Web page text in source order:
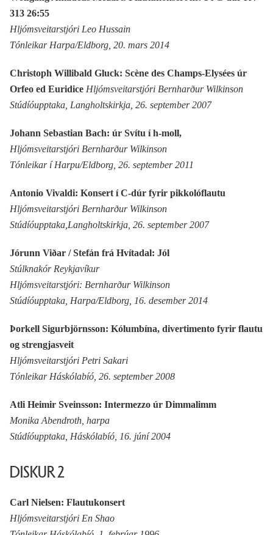
313 26:55
Hljómsveitarstjóri Leo Hussain
Tónleikar Harpa/Eldborg, 20. mars 2014
Christoph Willibald Gluck: Scène des Champs-Elysées úr
Orfeo ed Euridice Hljómsveitarstjóri Bernharður Wilkinson
Stúdíóupptaka, Langholtskirkja, 26. september 2007
Johann Sebastian Bach: úr Svítu í h-moll,
Hljómsveitarstjóri Bernharður Wilkinson
Tónleikar í Harpu/Eldborg, 26. september 2011
Antonio Vivaldi: Konsert í C-dúr fyrir pikkolóflautu
Hljómsveitarstjóri Bernharður Wilkinson
Stúdíóupptaka,Langholtskirkja, 26. september 2007
Jórunn Viðar / Stefán frá Hvítadal: Jól
Stúlknakór Reykjavíkur
Hljómsveitarstjóri: Bernharður Wilkinson
Stúdíóupptaka, Harpa/Eldborg, 16. desember 2014
Þorkell Sigurbjörnsson: Kólumbína, divertimento fyrir flautu
og strengjasveit
Hljómsveitarstjóri Petri Sakari
Tónleikar Háskólabíó, 26. september 2008
Atli Heimir Sveinsson: Intermezzo úr Dimmalimm
Monika Abendroth, harpa
Stúdíóupptaka, Háskólabíó, 16. júní 2004
DISKUR 2
Carl Nielsen: Flautukonsert
Hljómsveitarstjóri En Shao